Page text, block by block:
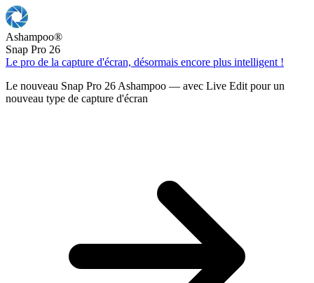
Ashampoo®
Snap Pro 26
Le pro de la capture d'écran, désormais encore plus intelligent !
Le nouveau Snap Pro 26 Ashampoo — avec Live Edit pour un
nouveau type de capture d'écran